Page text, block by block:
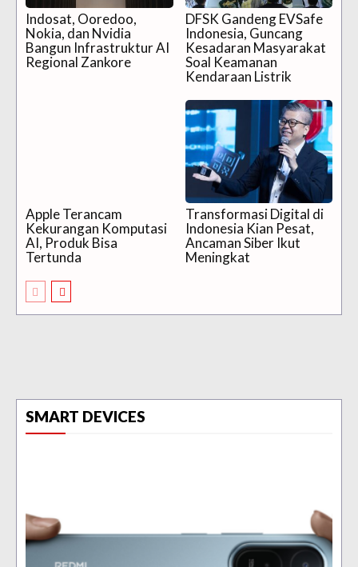
Indosat, Ooredoo,
Nokia, dan Nvidia
Bangun Infrastruktur AI
Regional Zankore
DFSK Gandeng EVSafe
Indonesia, Guncang
Kesadaran Masyarakat
Soal Keamanan
Kendaraan Listrik
Apple Terancam
Kekurangan Komputasi
AI, Produk Bisa
Tertunda
Transformasi Digital di
Indonesia Kian Pesat,
Ancaman Siber Ikut
Meningkat
SMART DEVICES